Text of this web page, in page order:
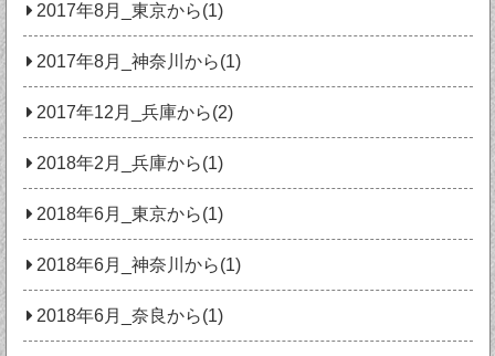
2017年8月_東京から(1)
2017年8月_神奈川から(1)
2017年12月_兵庫から(2)
2018年2月_兵庫から(1)
2018年6月_東京から(1)
2018年6月_神奈川から(1)
2018年6月_奈良から(1)